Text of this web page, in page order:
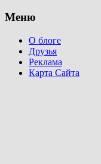
Меню
О блоге
Друзья
Реклама
Карта Сайта